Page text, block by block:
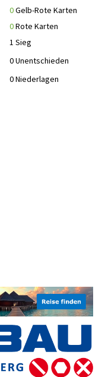
0Gelb-Rote Karten
0Rote Karten
1 Sieg
0 Unentschieden
0 Niederlagen